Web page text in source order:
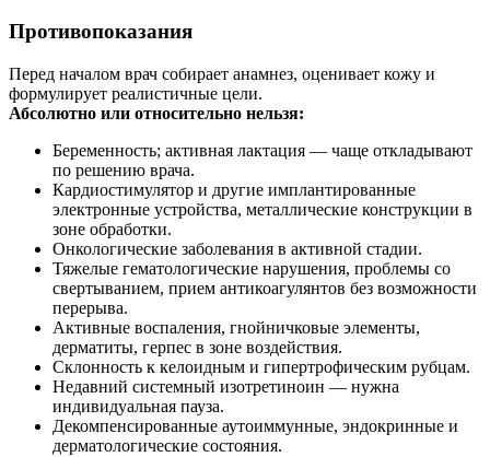
Противопоказания
Перед началом врач собирает анамнез, оценивает кожу и
формулирует реалистичные цели.
Абсолютно или относительно нельзя:
Беременность; активная лактация — чаще откладывают
по решению врача.
Кардиостимулятор и другие имплантированные
электронные устройства, металлические конструкции в
зоне обработки.
Онкологические заболевания в активной стадии.
Тяжелые гематологические нарушения, проблемы со
свертыванием, прием антикоагулянтов без возможности
перерыва.
Активные воспаления, гнойничковые элементы,
дерматиты, герпес в зоне воздействия.
Склонность к келоидным и гипертрофическим рубцам.
Недавний системный изотретиноин — нужна
индивидуальная пауза.
Декомпенсированные аутоиммунные, эндокринные и
дерматологические состояния.